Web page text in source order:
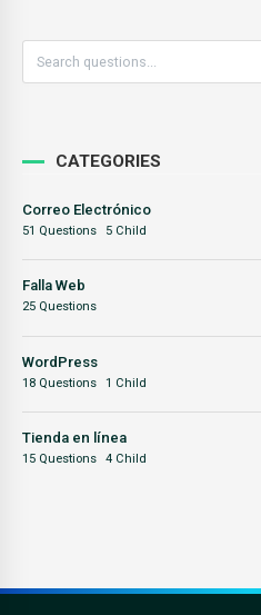
CATEGORIES
Correo Electrónico
51 Questions 5 Child
Falla Web
25 Questions
WordPress
18 Questions 1 Child
Tienda en línea
15 Questions 4 Child